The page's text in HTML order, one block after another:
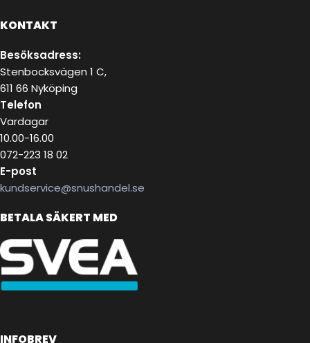
KONTAKT
Besöksadress:
Stenbocksvägen 1 C,
611 66 Nyköping
Telefon
Vardagar
10.00-16.00
072-223 18 02
E-post
kundservice@snushandel.se
BETALA SÄKERT MED
INFOBREV